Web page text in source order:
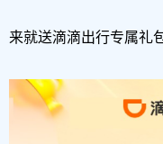
来就送滴滴出行专属礼